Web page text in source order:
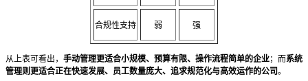
合规性支持 弱 强
从上表可看出， 手动管理更适合小规模、预算有限、操作流程简单的企业；而系统
管理则更适合正在快速发展、员工数量庞大、追求规范化与高效运作的公司。